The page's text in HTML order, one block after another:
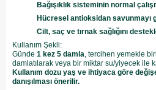
Bağışıklık sisteminin normal
Hücresel antioksidan
Cilt, saç ve tırnak sağlığını
Kullanım Şekli:
Günde 1 kez 5 damla, tercihen yemekle
damlatılarak veya bir miktar su/yiyecek ile
Kullanım dozu yaş ve ihtiyaca göre
danışılması önerilir.